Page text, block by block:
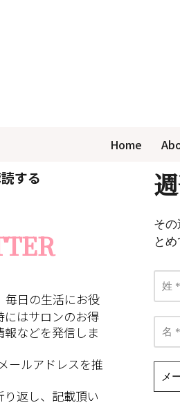
Home
する
毎日の生活にお役
にはサロンのお得
報などを発信しま
ールアドレスを推
返し、記載頂い
そ
と